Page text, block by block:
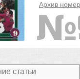
Архив